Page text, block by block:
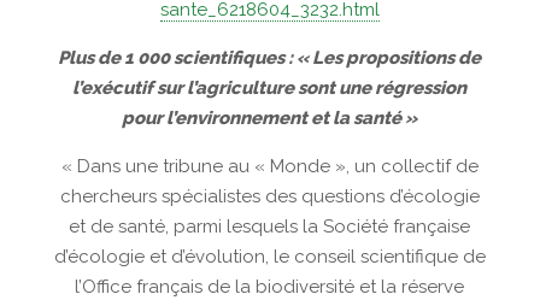
sante_6218604_3232.html
Plus de 1 000 scientifiques : « Les propositions de
l’exécutif sur l’agriculture sont une régression
pour l’environnement et la santé »
« Dans une tribune au « Monde », un collectif de
chercheurs spécialistes des questions d’écologie
et de santé, parmi lesquels la Société française
d’écologie et d’évolution, le conseil scientifique de
l’Office français de la biodiversité et la réserve